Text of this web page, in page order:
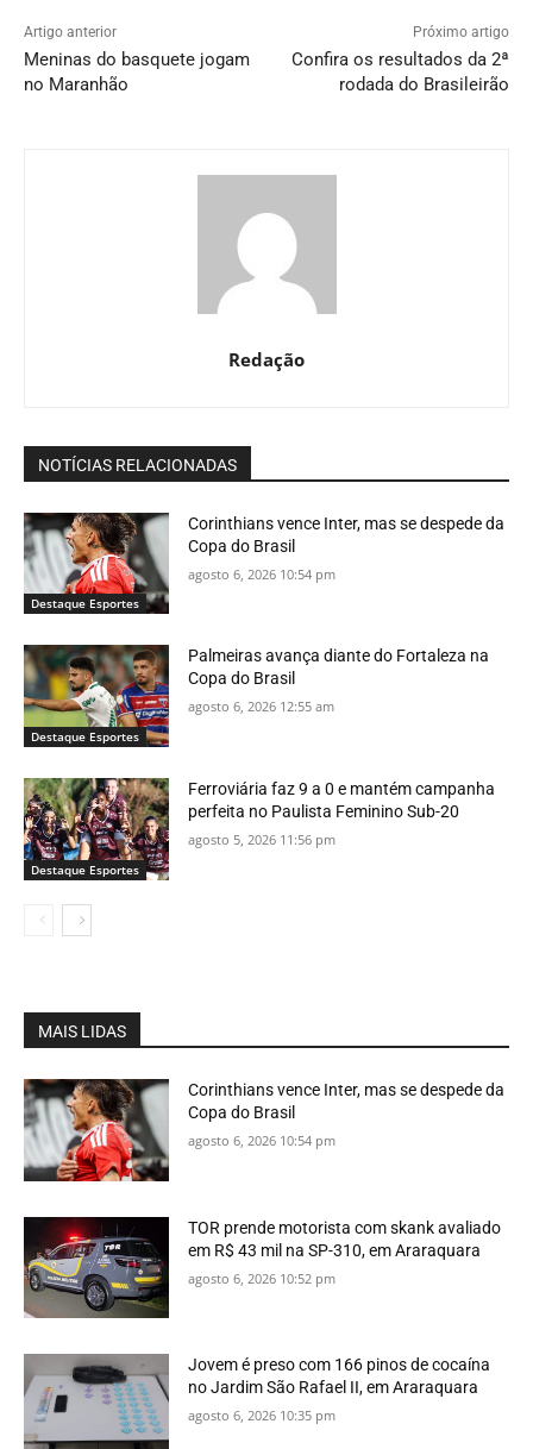
Artigo anterior
Meninas do basquete jogam
no Maranhão
Próximo artigo
Confira os resultados da 2ª
rodada do Brasileirão
Redação
NOTÍCIAS RELACIONADAS
Destaque Esportes
Corinthians vence Inter, mas se despede da
Copa do Brasil
agosto 6, 2026 10:54 pm
Destaque Esportes
Palmeiras avança diante do Fortaleza na
Copa do Brasil
agosto 6, 2026 12:55 am
Destaque Esportes
Ferroviária faz 9 a 0 e mantém campanha
perfeita no Paulista Feminino Sub-20
agosto 5, 2026 11:56 pm
MAIS LIDAS
Corinthians vence Inter, mas se despede da
Copa do Brasil
agosto 6, 2026 10:54 pm
TOR prende motorista com skank avaliado
em R$ 43 mil na SP-310, em Araraquara
agosto 6, 2026 10:52 pm
Jovem é preso com 166 pinos de cocaína
no Jardim São Rafael II, em Araraquara
agosto 6, 2026 10:35 pm